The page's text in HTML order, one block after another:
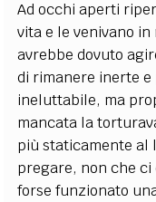
Ad occhi aperti
vita e le venivano
avrebbe dovuto
di rimanere inerte e
ineluttabile, ma
mancata la
più staticamente al
pregare, non che ci
forse funzionato